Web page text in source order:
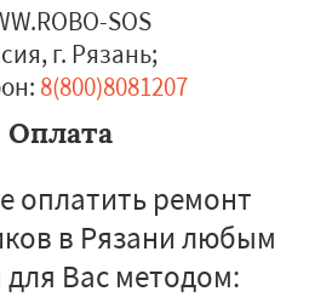
SOS
г. Рязань;
8(800)8081207
Оплата
оплатить ремонт
в Рязани любым
Вас методом: